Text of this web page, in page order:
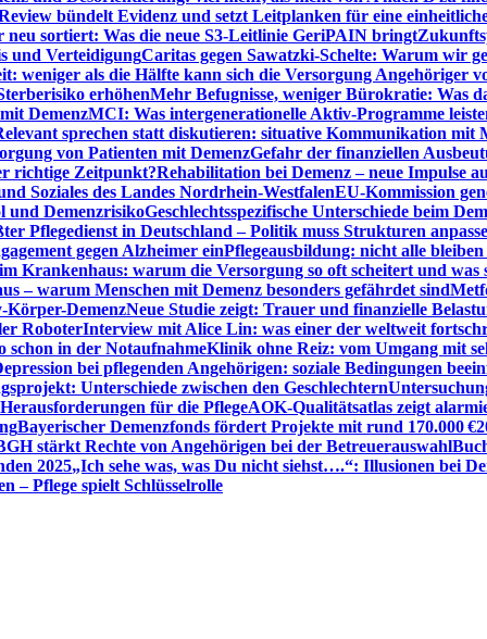
bündelt Evidenz und setzt Leitplanken für eine
neu sortiert: Was die neue S3-Leitlinie GeriPAIN bringt
und VerteidigungCaritas gegen Sawatzki-Schelte: Warum wir
weniger als die Hälfte kann sich die Versorgung Angehöriger
erhöhenMehr Befugnisse, weniger Bürokratie: Was
DemenzMCI: Was intergenerationelle Aktiv-Programme
sprechen statt diskutieren: situative Kommunikation mit
von Patienten mit DemenzGefahr der finanziellen
richtige Zeitpunkt?Rehabilitation bei Demenz – neue Impulse
Soziales des Landes Nordrhein-WestfalenEU-Kommission
und DemenzrisikoGeschlechtsspezifische Unterschiede beim
Pflegedienst in Deutschland – Politik muss Strukturen
gegen Alzheimer einPflegeausbildung: nicht alle bleiben
Krankenhaus: warum die Versorgung so oft scheitert und was
– warum Menschen mit Demenz besonders gefährdet sind
Körper-DemenzNeue Studie zeigt: Trauer und finanzielle
RoboterInterview mit Alice Lin: was einer der weltweit
schon in der NotaufnahmeKlinik ohne Reiz: vom Umgang mit
bei pflegenden Angehörigen: soziale Bedingungen
Unterschiede zwischen den Geschlechtern
für die PflegeAOK-Qualitätsatlas zeigt
Bayerischer Demenzfonds fördert Projekte mit rund 170.000 €
stärkt Rechte von Angehörigen bei der Betreuerauswahl
2025„Ich sehe was, was Du nicht siehst….“: Illusionen bei
– Pflege spielt Schlüsselrolle